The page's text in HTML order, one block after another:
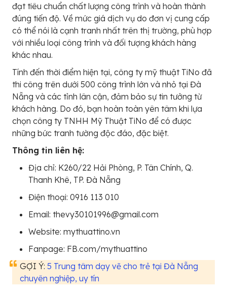
đạt tiêu chuẩn chất lượng công trình và hoàn thành
đúng tiến độ. Về mức giá dịch vụ do đơn vị cung cấp
có thể nói là cạnh tranh nhất trên thị trường, phù hợp
với nhiều loại công trình và đối tượng khách hàng
khác nhau.
Tính đến thời điểm hiện tại, công ty mỹ thuật TiNo đã
thi công trên dưới 500 công trình lớn và nhỏ tại Đà
Nẵng và các tỉnh lân cận, đảm bảo sự tin tưởng từ
khách hàng. Do đó, bạn hoàn toàn yên tâm khi lựa
chọn công ty TNHH Mỹ Thuật TiNo để có được
những bức tranh tường độc đáo, đặc biệt.
Thông tin liên hệ:
Địa chỉ: K260/22 Hải Phòng, P. Tân Chính, Q.
Thanh Khê, TP. Đà Nẵng
Điện thoại: 0916 113 010
Email: thevy30101996@gmail.com
Website: mythuattino.vn
Fanpage: FB.com/mythuattino
GỢI Ý: 5 Trung tâm dạy vẽ cho trẻ tại Đà Nẵng
chuyên nghiệp, uy tín